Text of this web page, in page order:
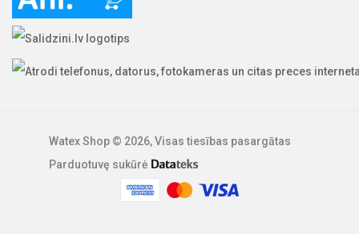
Watex Shop © 2026, Visas tiesības pasargātas
Parduotuvę sukūrė